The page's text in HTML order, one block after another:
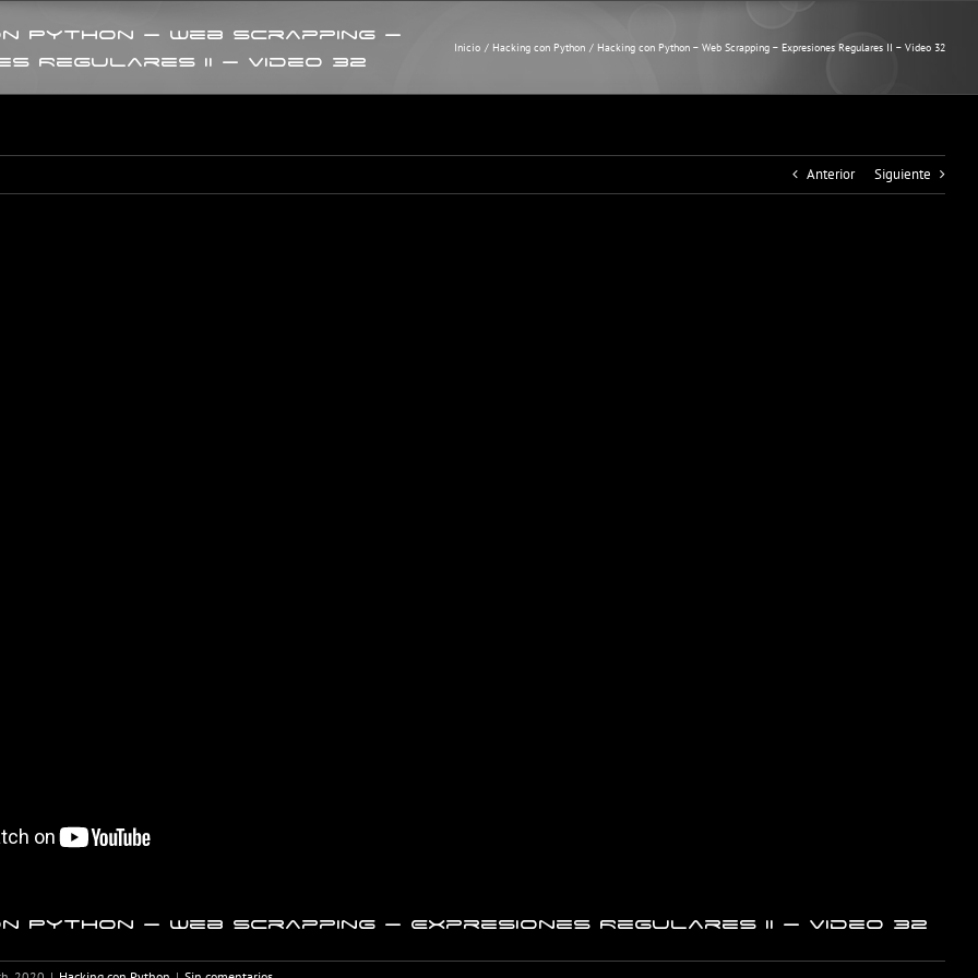
Python – Web Scrapping –
Regulares II – Video 32
Inicio Hacking con Python Hacking con Python – Web Scrapping – Expresiones Regulares II – Video 32
Anterior Siguiente
Python – Web Scrapping – Expresiones Regulares II – Video 32